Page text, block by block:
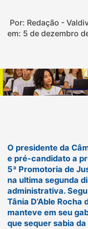
Por: Redação -
em: 5 de dezembro
O presidente da
e pré-candidato a
5ª Promotoria de
na ultima segunda
administrativa.
Tânia D’Able
manteve em seu
que sequer sabia